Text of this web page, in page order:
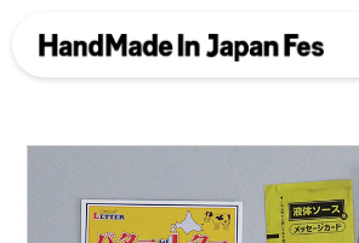
Photo Gallery